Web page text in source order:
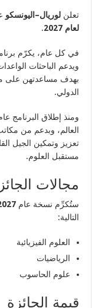
تعلنلوريال–اليونسكو
لعام 2027
.
في كل عام، يكرّم
ويدعم الباحثات
بهدف مساعدتهن على
الدولي.
ومنذ إطلاق البرنامج
العالم، وبدعم من
تعزيز وتمكين الجيل
مستقبل العلوم.
مجالات
ستُكرِّم نسخة عام
التالية:
العلوم الفيزيائية
الرياضيات
علوم الحاسوب
قيمة الجائزة